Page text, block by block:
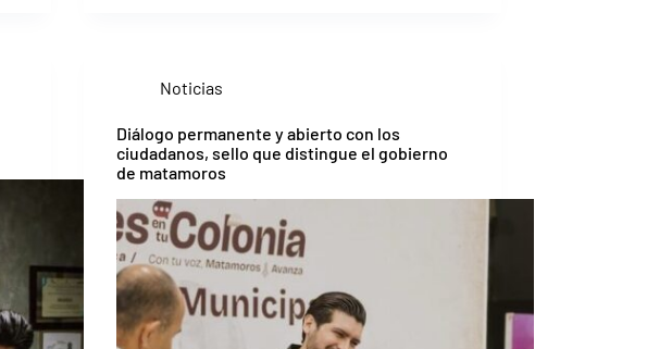
Noticias
Diálogo permanente y abierto con los
ciudadanos, sello que distingue el gobierno
de matamoros